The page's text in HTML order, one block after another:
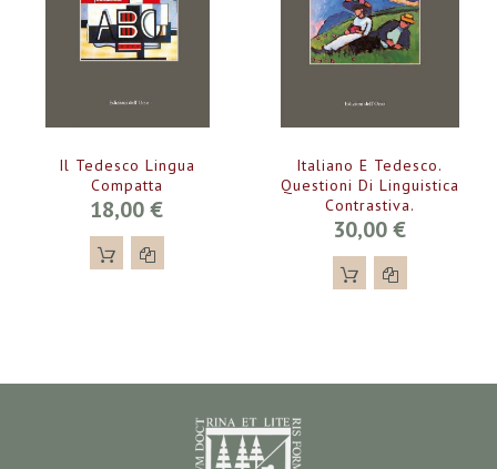
Il Tedesco Lingua
Compatta
18,00 €
Italiano E Tedesco.
Questioni Di Linguistica
Contrastiva.
30,00 €